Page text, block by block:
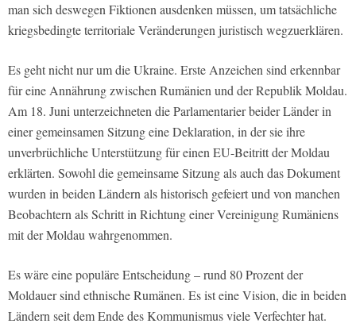
man sich deswegen Fiktionen ausdenken müssen, um tatsächliche
kriegsbedingte territoriale Veränderungen juristisch wegzuerklären.
Es geht nicht nur um die Ukraine. Erste Anzeichen sind erkennbar
für eine Annährung zwischen Rumänien und der Republik Moldau.
Am 18. Juni unterzeichneten die Parlamentarier beider Länder in
einer gemeinsamen Sitzung eine Deklaration, in der sie ihre
unverbrüchliche Unterstützung für einen EU-Beitritt der Moldau
erklärten. Sowohl die gemeinsame Sitzung als auch das Dokument
wurden in beiden Ländern als historisch gefeiert und von manchen
Beobachtern als Schritt in Richtung einer Vereinigung Rumäniens
mit der Moldau wahrgenommen.
Es wäre eine populäre Entscheidung – rund 80 Prozent der
Moldauer sind ethnische Rumänen. Es ist eine Vision, die in beiden
Ländern seit dem Ende des Kommunismus viele Verfechter hat.